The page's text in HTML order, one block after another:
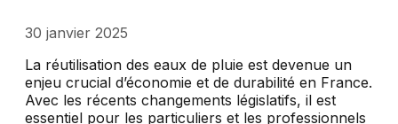
30 janvier 2025
La réutilisation des eaux de pluie est devenue un
enjeu crucial d’économie et de durabilité en France.
Avec les récents changements législatifs, il est
essentiel pour les particuliers et les professionnels